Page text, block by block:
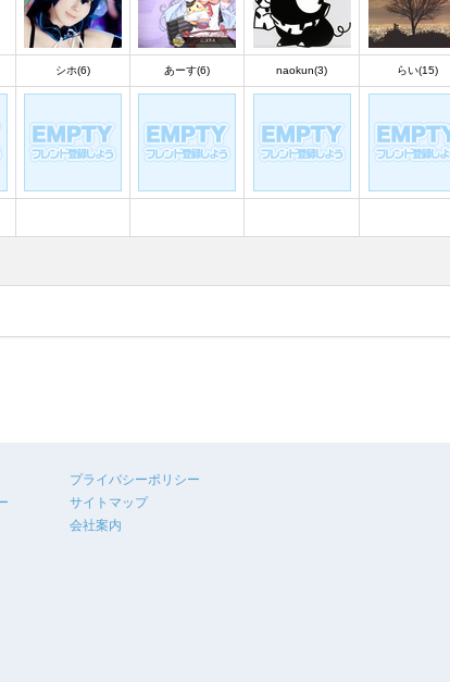
シホ(6) あーす(6) naokun(3) らい(15)
プライバシーポリシー
サイトマップ
会社案内